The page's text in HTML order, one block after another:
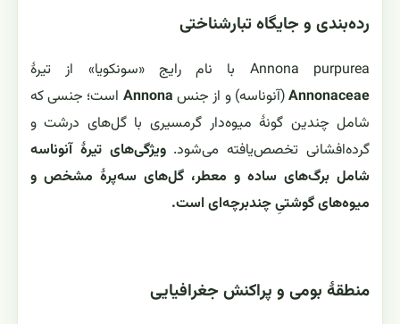
رده‌بندی و جایگاه تبارشناختی
Annona purpurea با نام رایج «سونکویا» از تیرهٔ
Annonaceae(آنوناسه) و از جنس Annona است؛ جنسی که
شامل چندین گونهٔ میوه‌دار گرمسیری با گل‌های درشت و
گرده‌افشانی تخصص‌یافته می‌شود.ویژگی‌های تیرهٔ آنوناسه
شامل برگ‌های ساده و معطر، گل‌های سه‌پرۀ مشخص و
میوه‌های گوشتیِ چندبرچه‌ای است.
منطقهٔ بومی و پراکنش جغرافیایی